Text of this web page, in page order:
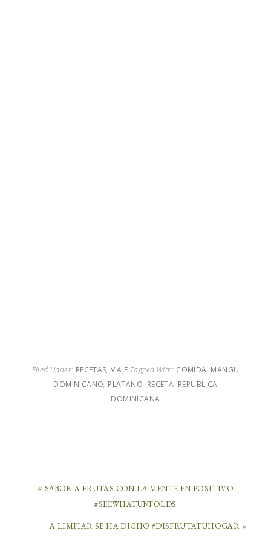
Filed Under: RECETAS, VIAJE Tagged With: COMIDA, MANGU
DOMINICANO, PLATANO, RECETA, REPUBLICA
DOMINICANA
« SABOR A FRUTAS CON LA MENTE EN POSITIVO
#SEEWHATUNFOLDS
A LIMPIAR SE HA DICHO #DISFRUTATUHOGAR »